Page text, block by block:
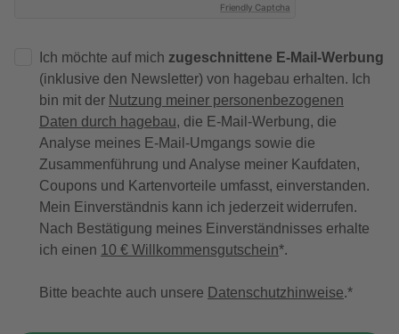
Friendly Captcha
Ich möchte auf mich zugeschnittene E-Mail-Werbung
(inklusive den Newsletter) von hagebau erhalten. Ich
bin mit der Nutzung meiner personenbezogenen
Daten durch hagebau, die E-Mail-Werbung, die
Analyse meines E-Mail-Umgangs sowie die
Zusammenführung und Analyse meiner Kaufdaten,
Coupons und Kartenvorteile umfasst, einverstanden.
Mein Einverständnis kann ich jederzeit widerrufen.
Nach Bestätigung meines Einverständnisses erhalte
ich einen 10 € Willkommensgutschein*.
Bitte beachte auch unsere Datenschutzhinweise.